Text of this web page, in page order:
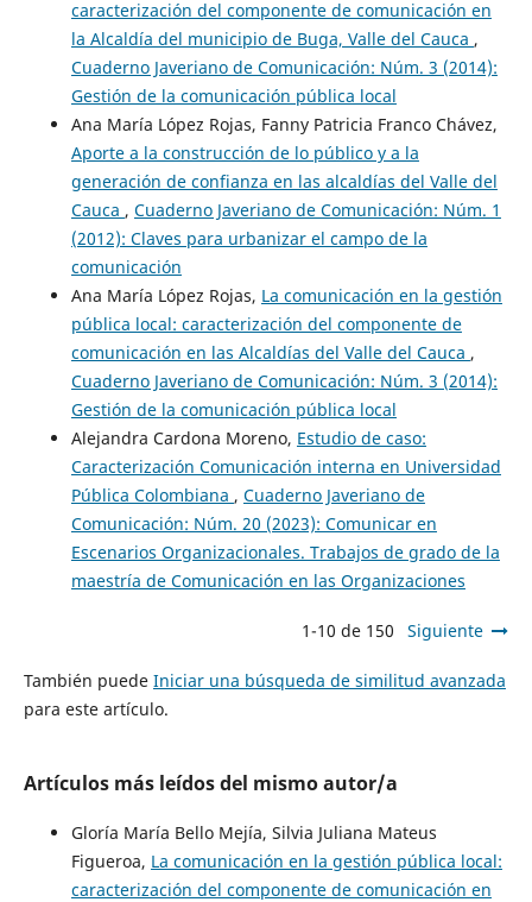
caracterización del componente de comunicación en
la Alcaldía del municipio de Buga, Valle del Cauca ,
Cuaderno Javeriano de Comunicación: Núm. 3 (2014):
Gestión de la comunicación pública local
Ana María López Rojas, Fanny Patricia Franco Chávez,
Aporte a la construcción de lo público y a la
generación de confianza en las alcaldías del Valle del
Cauca , Cuaderno Javeriano de Comunicación: Núm. 1
(2012): Claves para urbanizar el campo de la
comunicación
Ana María López Rojas, La comunicación en la gestión
pública local: caracterización del componente de
comunicación en las Alcaldías del Valle del Cauca ,
Cuaderno Javeriano de Comunicación: Núm. 3 (2014):
Gestión de la comunicación pública local
Alejandra Cardona Moreno, Estudio de caso:
Caracterización Comunicación interna en Universidad
Pública Colombiana , Cuaderno Javeriano de
Comunicación: Núm. 20 (2023): Comunicar en
Escenarios Organizacionales. Trabajos de grado de la
maestría de Comunicación en las Organizaciones
1-10 de 150 Siguiente
También puede Iniciar una búsqueda de similitud avanzada
para este artículo.
Artículos más leídos del mismo autor/a
Gloría María Bello Mejía, Silvia Juliana Mateus
Figueroa, La comunicación en la gestión pública local:
caracterización del componente de comunicación en